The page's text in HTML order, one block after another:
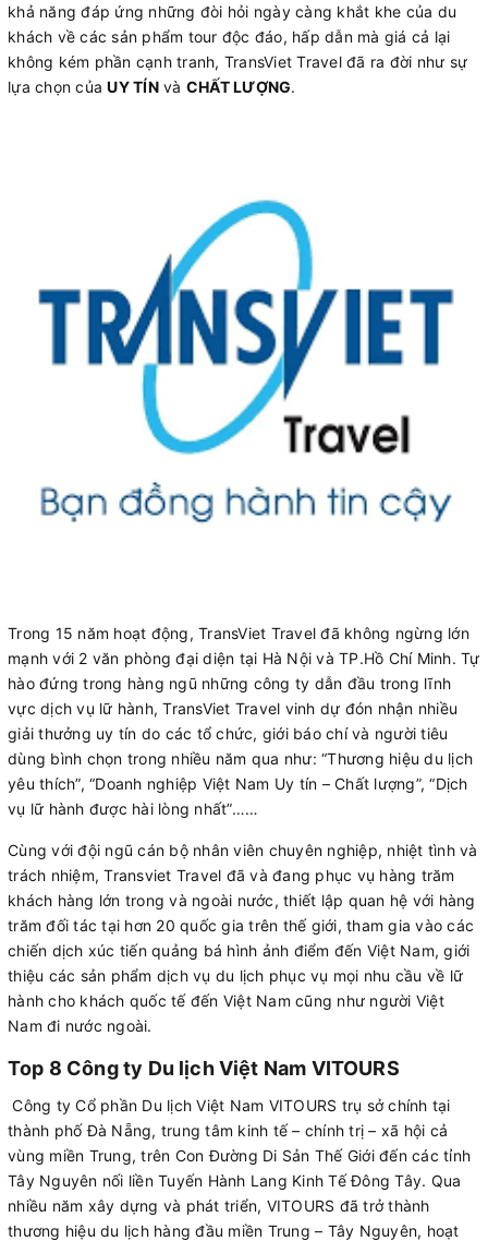
khả năng đáp ứng những đòi hỏi ngày càng khắt khe của du
khách về các sản phẩm tour độc đáo, hấp dẫn mà giá cả lại
không kém phần cạnh tranh, TransViet Travel đã ra đời như sự
lựa chọn củaUY TÍNvà CHẤT LƯỢNG.
Trong 15 năm hoạt động, TransViet Travel đã không ngừng lớn
mạnh với 2 văn phòng đại diện tại Hà Nội và TP.Hồ Chí Minh. Tự
hào đứng trong hàng ngũ những công ty dẫn đầu trong lĩnh
vực dịch vụ lữ hành, TransViet Travel vinh dự đón nhận nhiều
giải thưởng uy tín do các tổ chức, giới báo chí và người tiêu
dùng bình chọn trong nhiều năm qua như: “Thương hiệu du lịch
yêu thích”, “Doanh nghiệp Việt Nam Uy tín – Chất lượng”, “Dịch
vụ lữ hành được hài lòng nhất”……
Cùng với đội ngũ cán bộ nhân viên chuyên nghiệp, nhiệt tình và
trách nhiệm, Transviet Travel đã và đang phục vụ hàng trăm
khách hàng lớn trong và ngoài nước, thiết lập quan hệ với hàng
trăm đối tác tại hơn 20 quốc gia trên thế giới, tham gia vào các
chiến dịch xúc tiến quảng bá hình ảnh điểm đến Việt Nam, giới
thiệu các sản phẩm dịch vụ du lịch phục vụ mọi nhu cầu về lữ
hành cho khách quốc tế đến Việt Nam cũng như người Việt
Nam đi nước ngoài.
Top 8 Công ty Du lịch Việt Nam VITOURS
Công ty Cổ phần Du lịch Việt Nam VITOURS trụ sở chính tại
thành phố Đà Nẵng, trung tâm kinh tế – chính trị – xã hội cả
vùng miền Trung, trên Con Đường Di Sản Thế Giới đến các tỉnh
Tây Nguyên nối liền Tuyến Hành Lang Kinh Tế Đông Tây. Qua
nhiều năm xây dựng và phát triển, VITOURS đã trở thành
thương hiệu du lịch hàng đầu miền Trung – Tây Nguyên, hoạt